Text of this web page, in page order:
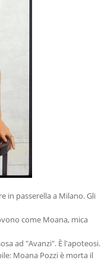
in passerella a Milano. Gli
come Moana, mica
ad "Avanzi". È l'apoteosi.
Moana Pozzi è morta il